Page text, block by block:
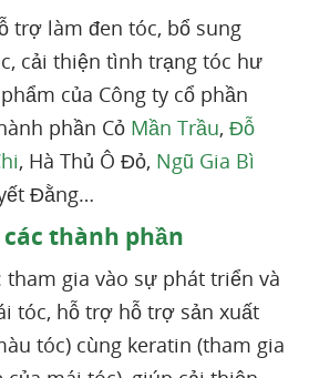
trợ làm đen tóc, bổ sung
cải thiện tình trạng tóc hư
của Công ty cổ phần
phần Cỏ Mần Trầu, Đỗ
, Hà Thủ Ô Đỏ, Ngũ Gia Bì
Đằng…
các thành phần
gia vào sự phát triển và
tóc, hỗ trợ hỗ trợ sản xuất
tóc) cùng keratin (tham gia